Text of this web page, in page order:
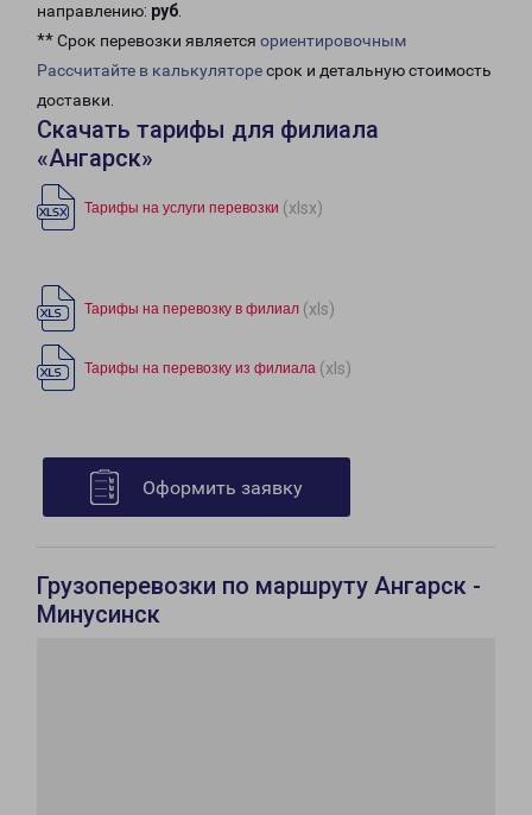
направлению: руб.
** Срок перевозки является ориентировочным
Рассчитайте в калькуляторесрок и детальную стоимость
доставки.
Скачать тарифы для филиала
«Ангарск»
Тарифы на услуги перевозки (xlsx)
Тарифы на перевозку в филиал (xls)
Тарифы на перевозку из филиала (xls)
Оформить заявку
Грузоперевозки по маршруту Ангарск -
Минусинск